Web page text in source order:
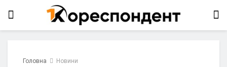
Головна Новини